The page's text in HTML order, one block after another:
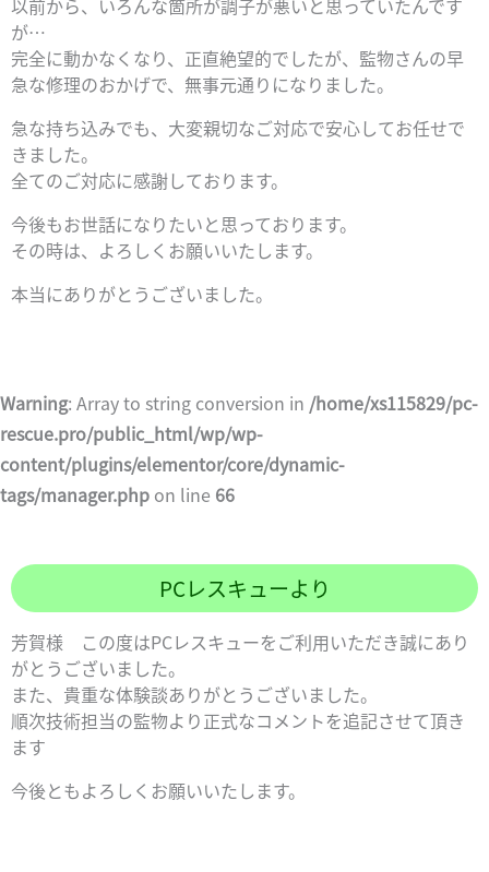
以前から、いろんな箇所が調子が悪いと思っていたんです
が…
完全に動かなくなり、正直絶望的でしたが、監物さんの早
急な修理のおかげで、無事元通りになりました。
急な持ち込みでも、大変親切なご対応で安心してお任せで
きました。
全てのご対応に感謝しております。
今後もお世話になりたいと思っております。
その時は、よろしくお願いいたします。
本当にありがとうございました。
Warning: Array to string conversion in /home/xs115829/pc-
rescue.pro/public_html/wp/wp-
content/plugins/elementor/core/dynamic-
tags/manager.php on line 66
PCレスキューより
芳賀様 この度はPCレスキューをご利用いただき誠にあり
がとうございました。
また、貴重な体験談ありがとうございました。
順次技術担当の監物より正式なコメントを追記させて頂き
ます
今後ともよろしくお願いいたします。